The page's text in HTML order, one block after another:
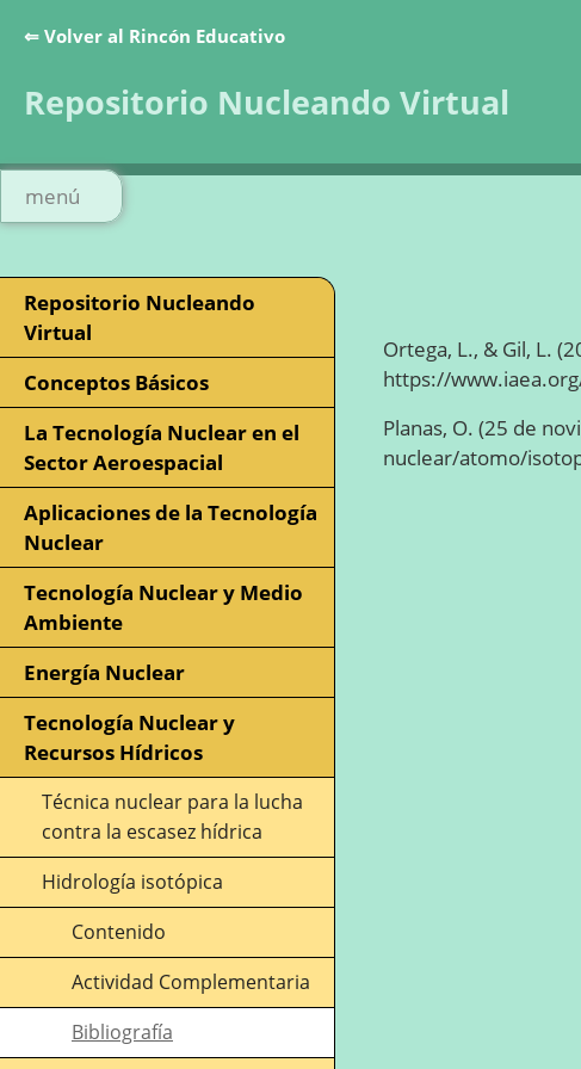
⇐ Volver al Rincón Educativo
Repositorio Nucleando Virtual
menú
Repositorio Nucleando
Virtual
Conceptos Básicos
La Tecnología Nuclear en el
Sector Aeroespacial
Aplicaciones de la Tecnología
Nuclear
Tecnología Nuclear y Medio
Ambiente
Energía Nuclear
Tecnología Nuclear y
Recursos Hídricos
Técnica nuclear para la lucha
contra la escasez hídrica
Hidrología isotópica
Contenido
Actividad Complementaria
Bibliografía
Ortega, L., & Gil, L.
https://
Planas, O. (25 de
nuclear/atomo/